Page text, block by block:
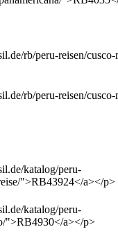
rb/peru-reisen/
rb/peru-reisen/
katalog/peru-
">RB43924</a></p>
katalog/peru-
">RB4930</a></p>